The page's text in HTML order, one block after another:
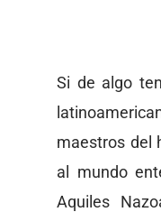
Si de algo
maestros del
al mundo
Aquiles